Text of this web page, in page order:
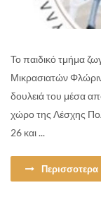
Το παιδικό τμήμα
Μικρασιατών
δουλειά του μέσα
χώρο της Λέσχης
26 και ...
Περισσοτερα